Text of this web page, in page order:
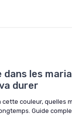
les
durer
cette couleur, quelles
Guide